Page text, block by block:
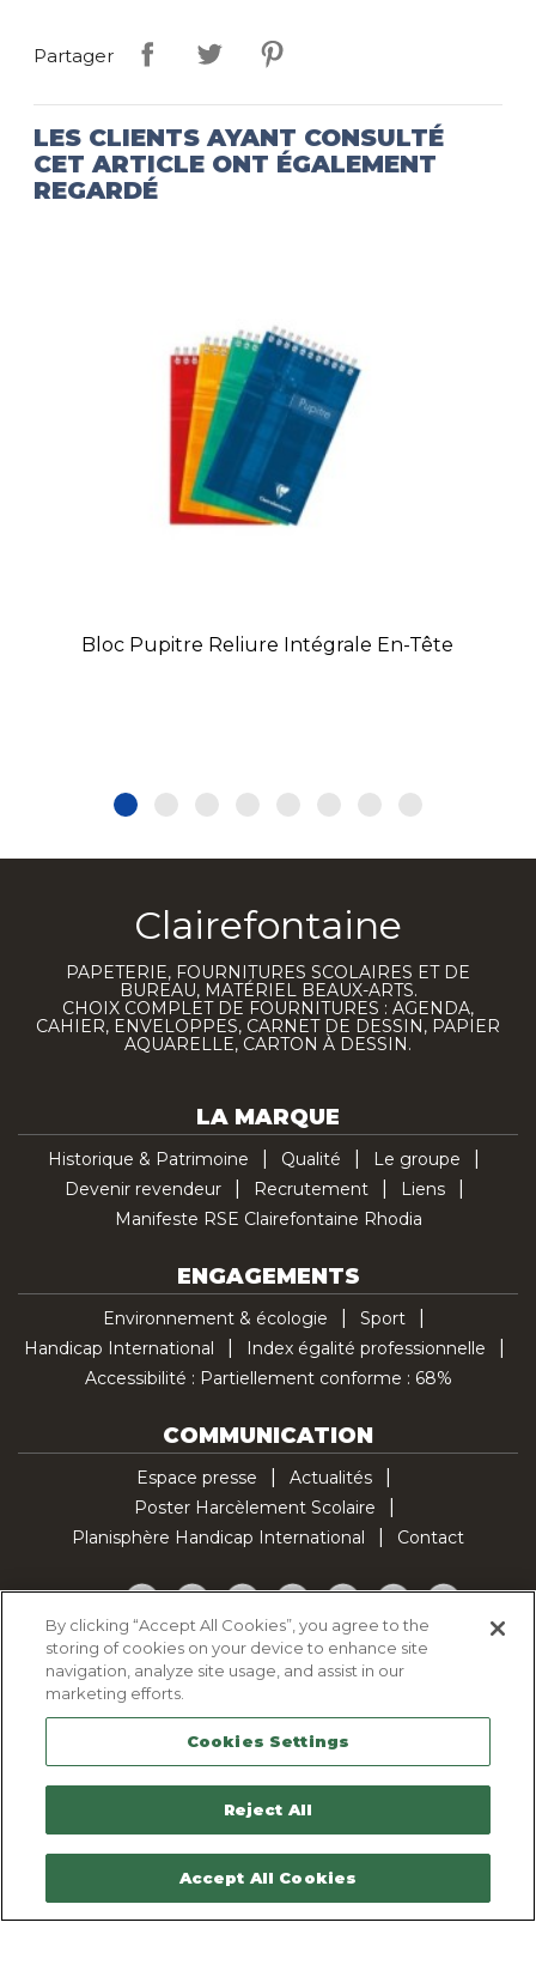
Partager
LES CLIENTS AYANT CONSULTÉ
CET ARTICLE ONT ÉGALEMENT
REGARDÉ
Bloc Pupitre Reliure Intégrale En-Tête
Clairefontaine
PAPETERIE, FOURNITURES SCOLAIRES ET DE
BUREAU, MATÉRIEL BEAUX-ARTS.
CHOIX COMPLET DE FOURNITURES : AGENDA,
CAHIER, ENVELOPPES, CARNET DE DESSIN, PAPIER
AQUARELLE, CARTON À DESSIN.
LA MARQUE
Historique & Patrimoine Qualité
Le groupe
Devenir revendeur
Recrutement
Liens
Manifeste RSE Clairefontaine Rhodia
ENGAGEMENTS
Environnement & écologie
Sport
Handicap International
Index égalité professionnelle
Accessibilité : Partiellement conforme : 68%
COMMUNICATION
Espace presse
Actualités
Poster Harcèlement Scolaire
Planisphère Handicap International
Contact
Facebook
TwitterYouTubePinterestInstagramLinkedInTikTok
Politique d'utilisation des cookies
Politique de confidentialité
Mentions légales
Plan du site
Contactez-nous
By clicking “Accept All Cookies”, you agree to the
storing of cookies on your device to enhance site
navigation, analyze site usage, and assist in our
marketing efforts.
Cookies Settings
Reject All
Accept All Cookies